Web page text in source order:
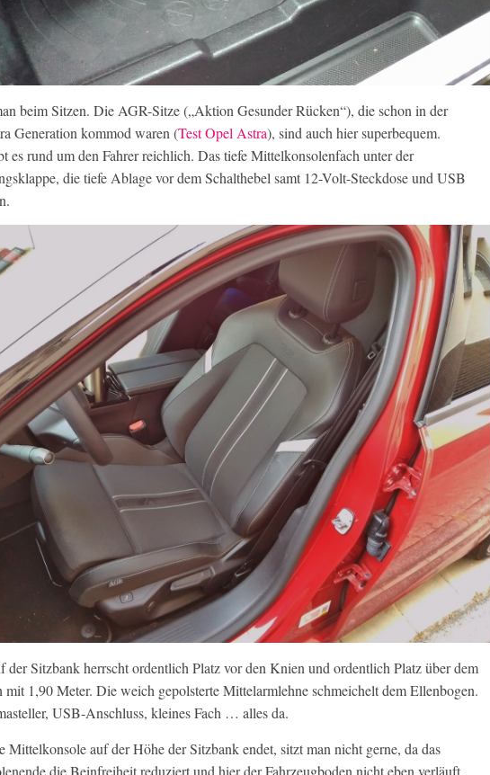
beim Sitzen. Die AGR-Sitze („Aktion Gesunder Rücken“), die schon in der
Generation kommod waren (Test Opel Astra), sind auch hier superbequem.
es rund um den Fahrer reichlich. Das tiefe Mittelkonsolenfach unter der
die tiefe Ablage vor dem Schalthebel samt 12-Volt-Steckdose und USB
der Sitzbank herrscht ordentlich Platz vor den Knien und ordentlich Platz über dem
1,90 Meter. Die weich gepolsterte Mittelarmlehne schmeichelt dem Ellenbogen.
USB-Anschluss, kleines Fach … alles da.
Mittelkonsole auf der Höhe der Sitzbank endet, sitzt man nicht gerne, da das
die Beinfreiheit reduziert und hier der Fahrzeugboden nicht eben verläuft.